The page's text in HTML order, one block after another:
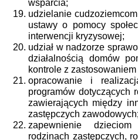
wsparcia;
udzielanie
ustawy o pomocy
interwencji kryzysowej;
udział w nadzorze
działalnością domów
kontrole z
opracowanie i
programów dotyczących
zawierających między
zastępczych zawodowych;
zapewnienie
rodzinach zastępczych,